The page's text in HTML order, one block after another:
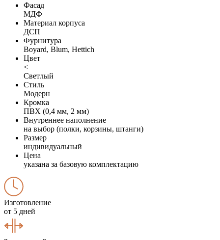
Фасад
МДФ
Материал корпуса
ДСП
Фурнитура
Boyard, Blum, Hettich
Цвет
<
Светлый
Стиль
Модерн
Кромка
ПВХ (0,4 мм, 2 мм)
Внутреннее наполнение
на выбор (полки, корзины, штанги)
Размер
индивидуальный
Цена
указана за базовую комплектацию
Изготовление
от 5 дней